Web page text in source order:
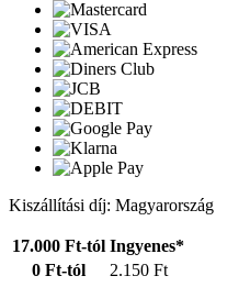
Kiszállítási díj: Magyarország
17.000 Ft-tól Ingyenes*
0 Ft-tól
2.150 Ft